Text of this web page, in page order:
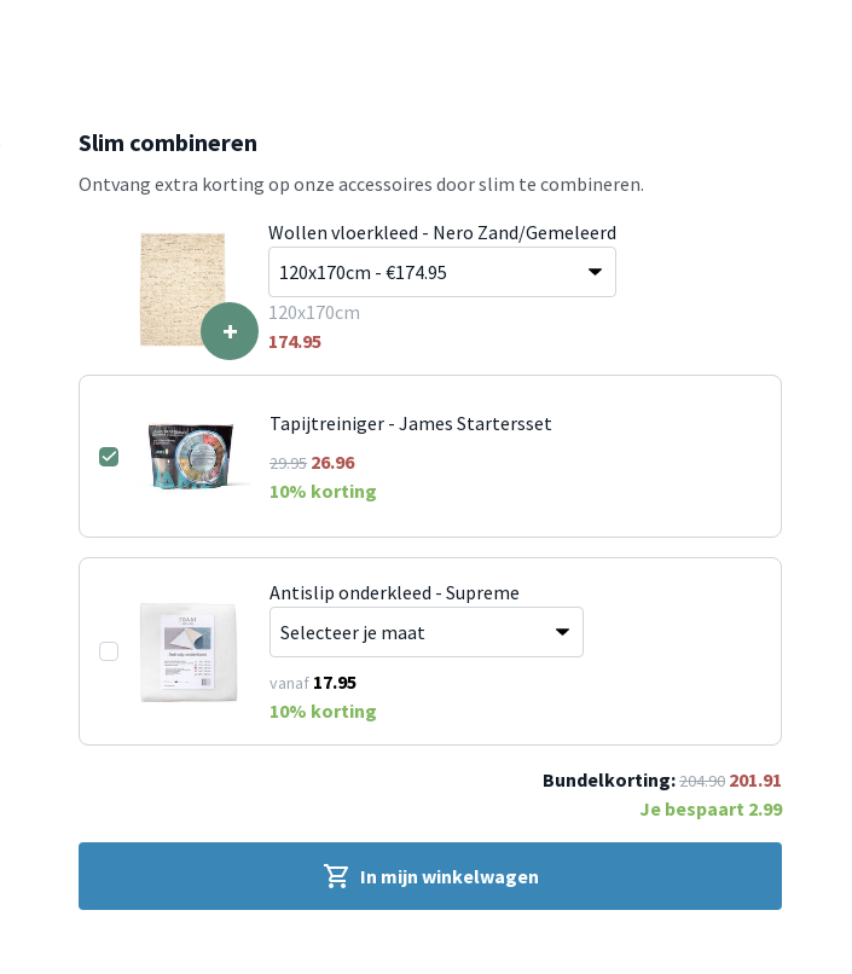
Slim combineren
Ontvang extra korting op onze accessoires door slim te combineren.
+
Wollen vloerkleed - Nero Zand/Gemeleerd
120x170cm
174.95
Tapijtreiniger - James Startersset
29.95 26.96
10% korting
Antislip onderkleed - Supreme
vanaf 17.95
10% korting
Bundelkorting:204.90 201.91
Je bespaart 2.99
In mijn winkelwagen